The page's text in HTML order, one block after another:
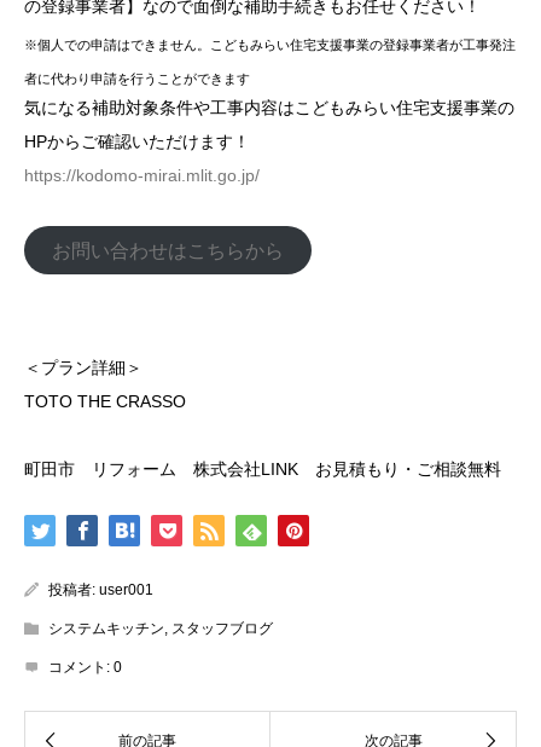
の登録事業者】なので面倒な補助手続きもお任せください！
※個人での申請はできません。こどもみらい住宅支援事業の登録事業者が工事発注
者に代わり申請を行うことができます
気になる補助対象条件や工事内容はこどもみらい住宅支援事業の
HPからご確認いただけます！
https://kodomo-mirai.mlit.go.jp/
お問い合わせはこちらから
＜プラン詳細＞
TOTO THE CRASSO
町田市 リフォーム 株式会社LINK お見積もり・ご相談無料
投稿者: user001
システムキッチン, スタッフブログ
コメント: 0